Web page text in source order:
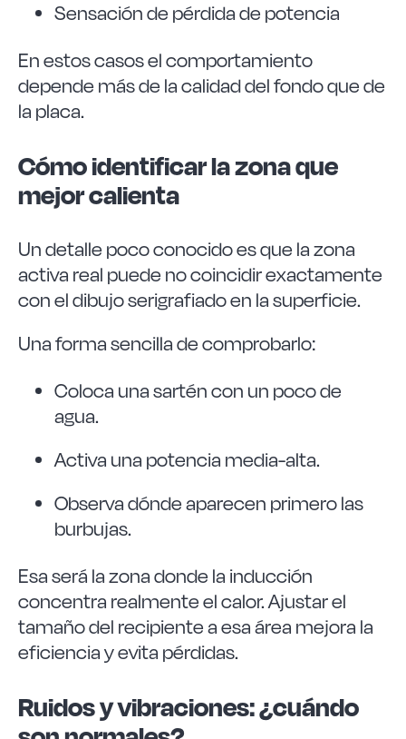
Sensación de pérdida de potencia
En estos casos el comportamiento
depende más de la calidad del fondo que de
la placa.
Cómo identificar la zona que
mejor calienta
Un detalle poco conocido es que la zona
activa real puede no coincidir exactamente
con el dibujo serigrafiado en la superficie.
Una forma sencilla de comprobarlo:
Coloca una sartén con un poco de
agua.
Activa una potencia media-alta.
Observa dónde aparecen primero las
burbujas.
Esa será la zona donde la inducción
concentra realmente el calor. Ajustar el
tamaño del recipiente a esa área mejora la
eficiencia y evita pérdidas.
Ruidos y vibraciones: ¿cuándo